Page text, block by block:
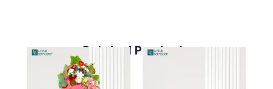
Related Products